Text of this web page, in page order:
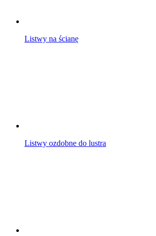
Listwy na ścianę
Listwy ozdobne do lustra